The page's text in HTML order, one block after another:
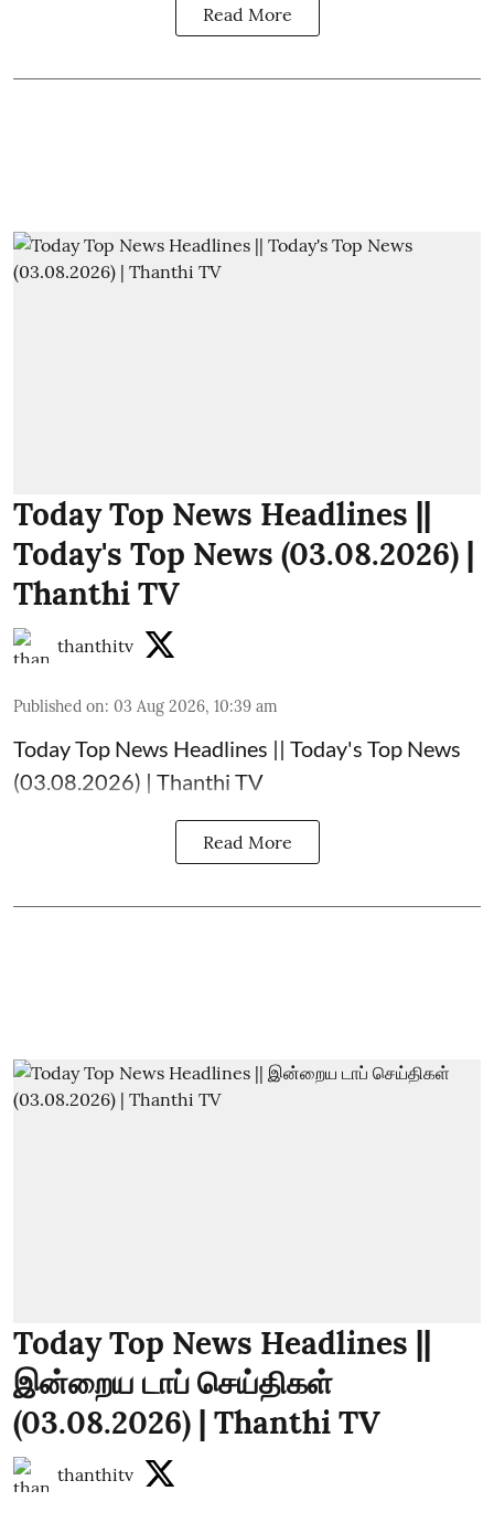
Read More
Today Top News Headlines ||
Today's Top News (03.08.2026) |
Thanthi TV
thanthitv
Published on: 03 Aug 2026, 10:39 am
Today Top News Headlines || Today's Top News
(03.08.2026) | Thanthi TV
Read More
Today Top News Headlines ||
இன்றைய டாப் செய்திகள்
(03.08.2026) | Thanthi TV
thanthitv